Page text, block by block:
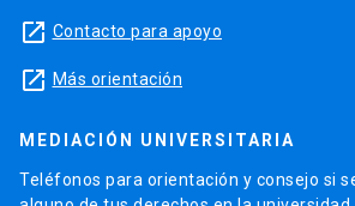
launch Contacto para apoyo
launch Más orientación
MEDIACIÓN UNIVERSITARIA
Teléfonos para orientación y consejo si